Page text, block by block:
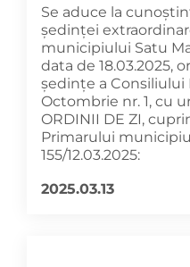
Se aduce la
ședinței
municipiului Satu
data de 18.03.2025,
ședințe a Consiliului
Octombrie nr. 1, cu
ORDINII DE ZI,
Primarului
155/12.03.2025:
2025.03.13